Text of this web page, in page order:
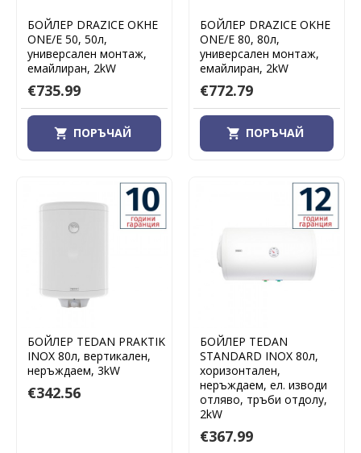
БОЙЛЕР DRAZICE OKHE
ONE/E 50, 50л,
универсален монтаж,
емайлиран, 2kW
€735.99
ПОРЪЧАЙ
БОЙЛЕР DRAZICE OKHE
ONE/E 80, 80л,
универсален монтаж,
емайлиран, 2kW
€772.79
ПОРЪЧАЙ
БОЙЛЕР TEDAN PRAKTIK
INOX 80л, вертикален,
неръждаем, 3kW
€342.56
БОЙЛЕР TEDAN
STANDARD INOX 80л,
хоризонтален,
неръждаем, ел. изводи
отляво, тръби отдолу,
2kW
€367.99